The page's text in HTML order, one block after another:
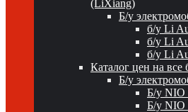
(LiXiang)
Б/у
б/у Li
б/у Li
б/у Li
Каталог цен на
Б/у
Б/у NIO
Б/у NIO